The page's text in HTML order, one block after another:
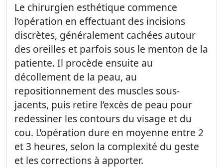
Le chirurgien esthétique commence
l’opération en effectuant des incisions
discrètes, généralement cachées autour
des oreilles et parfois sous le menton de la
patiente. Il procède ensuite au
décollement de la peau, au
repositionnement des muscles sous-
jacents, puis retire l’excès de peau pour
redessiner les contours du visage et du
cou. L’opération dure en moyenne entre 2
et 3 heures, selon la complexité du geste
et les corrections à apporter.